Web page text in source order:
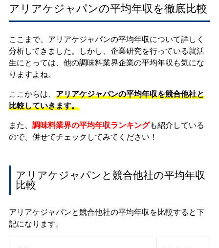
アリアケジャパンの平均年収を徹底比較
ここまで、アリアケジャパンの平均年収について詳しく
分析してきました。しかし、企業研究を行っている就活
生にとっては、他の調味料業界企業の平均年収も気にな
りますよね。
ここからは、 アリアケジャパンの平均年収を競合他社と
比較していきます。
また、 調味料業界の平均年収ランキングも紹介している
ので、併せてチェックしてみてください！
アリアケジャパンと競合他社の平均年収
比較
アリアケジャパンと競合他社の平均年収を比較すると下
記になります。